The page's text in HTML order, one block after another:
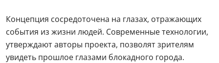
Концепция сосредоточена на глазах, отражающих
события из жизни людей. Современные технологии,
утверждают авторы проекта, позволят зрителям
увидеть прошлое глазами блокадного города.